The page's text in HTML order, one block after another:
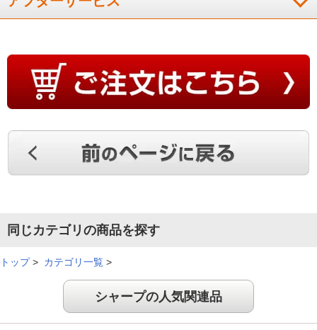
同じカテゴリの商品を探す
トップ> カテゴリ一覧 >
シャープの人気関連品